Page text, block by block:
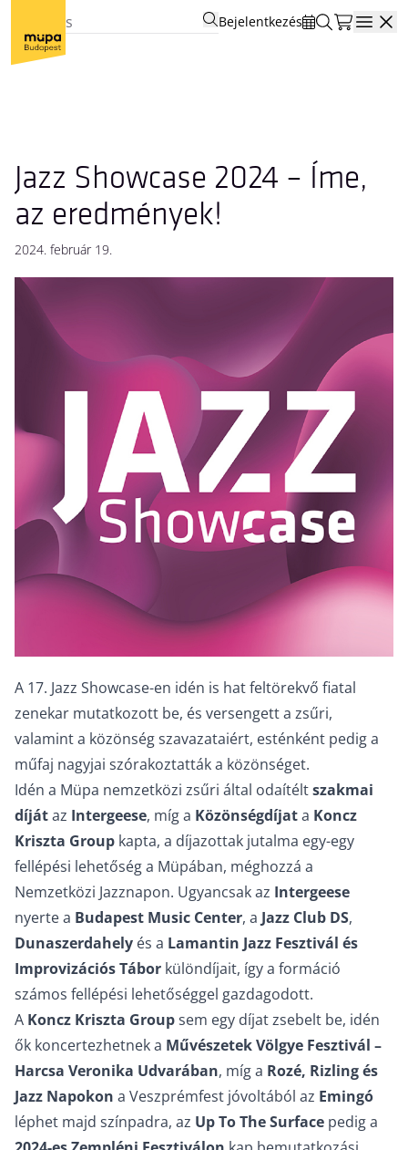
Bejelentkezés
Jazz Showcase 2024 – Íme,
az eredmények!
2024. február 19.
A 17. Jazz Showcase-en idén is hat feltörekvő fiatal
zenekar mutatkozott be, és versengett a zsűri,
valamint a közönség szavazataiért, esténként pedig a
műfaj nagyjai szórakoztatták a közönséget.
Idén a Müpa nemzetközi zsűri által odaítéltszakmai
díjátaz Intergeese, míg a Közönségdíjata Koncz
Kriszta Group kapta, a díjazottak jutalma egy-egy
fellépési lehetőség a Müpában, méghozzá a
Nemzetközi Jazznapon. Ugyancsak az Intergeese
nyerte a Budapest Music Center, a Jazz Club DS,
Dunaszerdahely és a Lamantin Jazz Fesztivál és
Improvizációs Tábor különdíjait, így a formáció
számos fellépési lehetőséggel gazdagodott.
A Koncz Kriszta Groupsem egy díjat zsebelt be, idén
ők koncertezhetnek a Művészetek Völgye Fesztivál –
Harcsa Veronika Udvarában, míg a Rozé, Rizling és
Jazz Napokon a Veszprémfest jóvoltából az Emingó
léphet majd színpadra, az Up To The Surface pedig a